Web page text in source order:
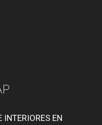
INTERIORES EN